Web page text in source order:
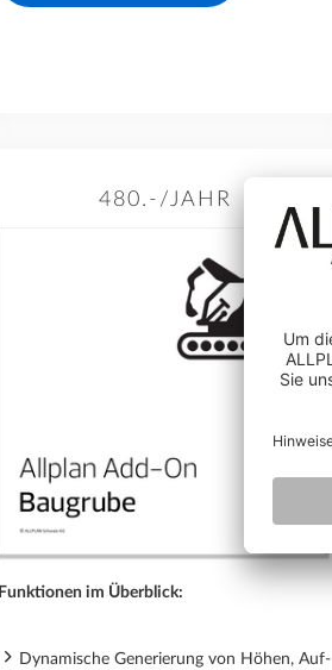
480.-/JAHR
Funktionen im Überblick:
Dynamische Generierung von Höhen, Auf-